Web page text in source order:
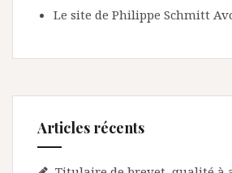
Le site de Philippe Schmitt
Articles récents